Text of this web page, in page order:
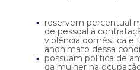
reservem percentual
de pessoal à
violência doméstica e
anonimato dessa
possuam política de
da mulher na